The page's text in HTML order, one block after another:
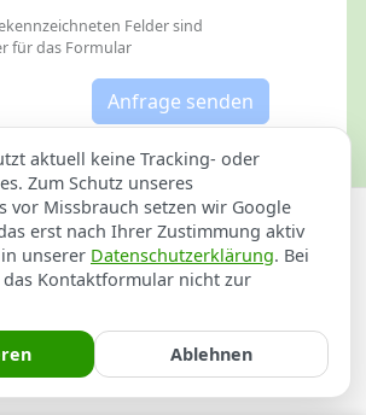
Felder sind
für das Formular
Anfrage senden
Impressum
Klempner in Goldenstedt
für Goldenstedt
aktuell keine Tracking- oder
Zum Schutz unseres
vor Missbrauch setzen wir Google
erst nach Ihrer Zustimmung aktiv
unserer Datenschutzerklärung. Bei
Kontaktformular nicht zur
Ablehnen